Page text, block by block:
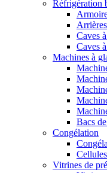
Réfrigération
Caves
Caves
Machines à
Bacs
Congélation
Vitrines de